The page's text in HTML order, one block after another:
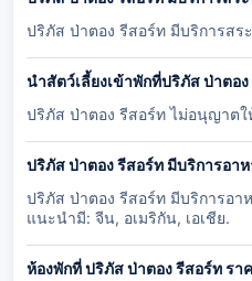
ปริภัส ป่าตอง รีสอร์ท มีบริการสร
นำสัตว์เลี้ยงเข้าพักที่ปริภัส ป่าตอ
ปริภัส ป่าตอง รีสอร์ท ไม่อนุญาตใ
ปริภัส ป่าตอง รีสอร์ท มีบริการอา
ปริภัส ป่าตอง รีสอร์ท มีบริการอา
แนะนำมี: จีน, อเมริกัน, เอเชีย.
ห้องพักที่ ปริภัส ป่าตอง รีสอร์ท รา